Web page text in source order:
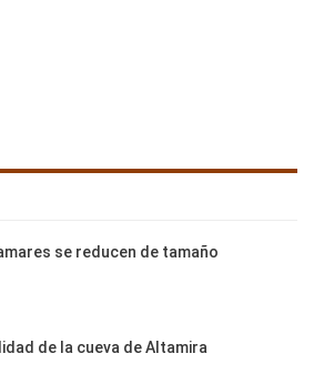
se reducen de tamaño
de la cueva de Altamira